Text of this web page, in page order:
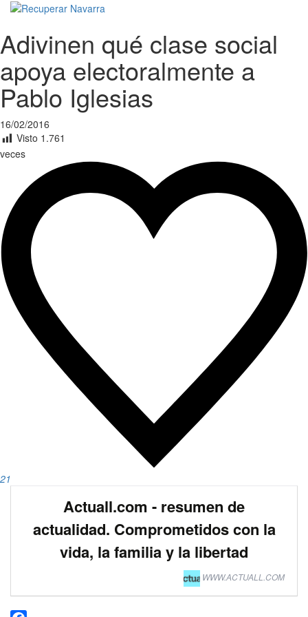
Adivinen qué clase social
apoya electoralmente a
Pablo Iglesias
16/02/2016
Visto 1.761
veces
21
Actuall.com - resumen de
actualidad. Comprometidos con la
vida, la familia y la libertad
WWW.ACTUALL.COM